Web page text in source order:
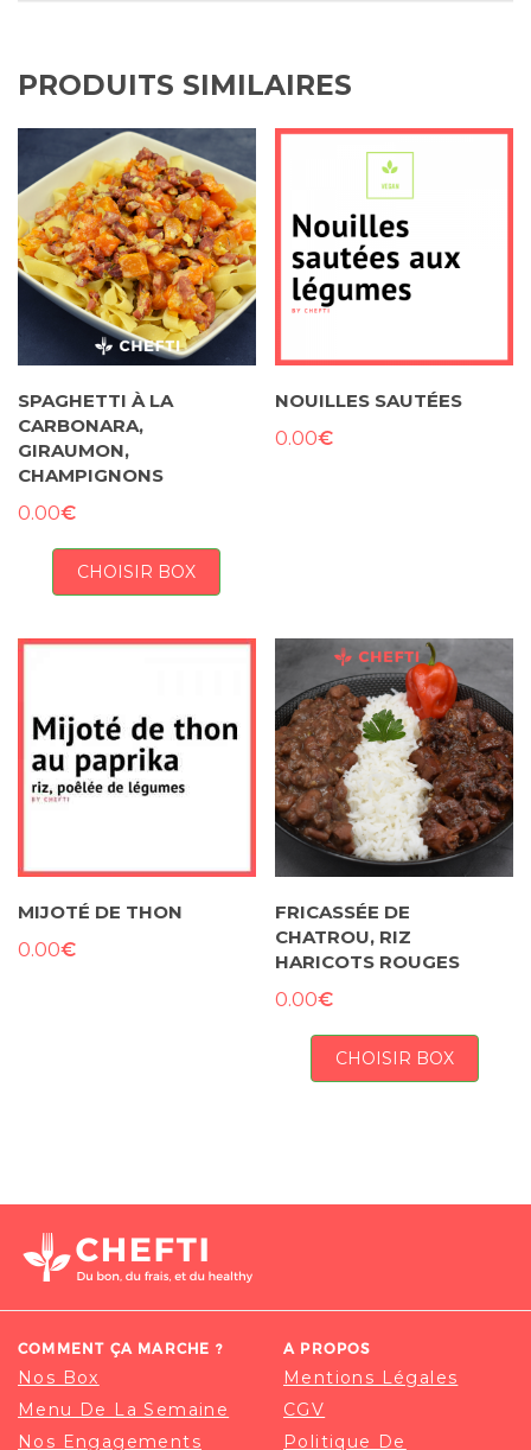
PRODUITS SIMILAIRES
SPAGHETTI À LA
CARBONARA,
GIRAUMON,
CHAMPIGNONS
0.00€
CHOISIR BOX
NOUILLES SAUTÉES
0.00€
MIJOTÉ DE THON
0.00€
FRICASSÉE DE
CHATROU, RIZ
HARICOTS ROUGES
0.00€
CHOISIR BOX
COMMENT ÇA MARCHE ?
Nos Box
Menu De La Semaine
Nos Engagements
A PROPOS
Mentions Légales
CGV
Politique De